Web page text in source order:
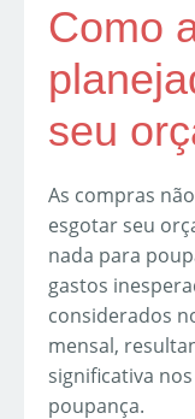
Como
seu
As compras
esgotar seu
nada para
gastos
considerados
mensal,
significativa
poupança.